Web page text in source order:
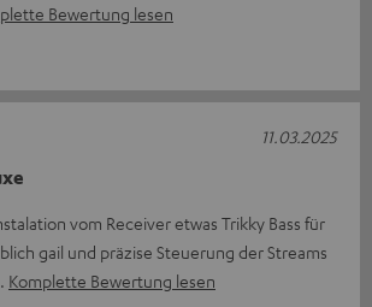
Bewertung lesen
vom Receiver etwas Trikky Bass für
gail und präzise Steuerung der Streams
Komplette Bewertung lesen
11.03.2025